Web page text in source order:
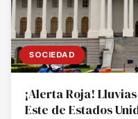
SOCIEDAD
¡Alerta Roja!
Este de Estados